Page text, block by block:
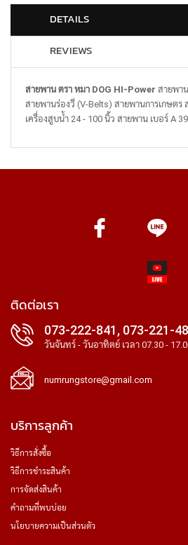
DETAILS
REVIEWS
สายพาน ตรา หมา DOG HI-Power สายพา
สายพานร่องวี (V-Belts) สายพานการเกษตร
เครื่องสูบน้ำ 24 - 100 นิ้ว สายพาน เบอร์ A 39
ติดต่อเรา
073-222-841, 073-221-
วันจันทร์ - วันอาทิตย์ เวลา 07.30 -
numrungstore@gmail.com
บริการลูกค้า
วิธีการสั่งซื้อ
วิธีการชำระสินค้า
การจัดส่งสินค้า
คำถามที่พบบ่อย
นโยบายความเป็นส่วนตัว